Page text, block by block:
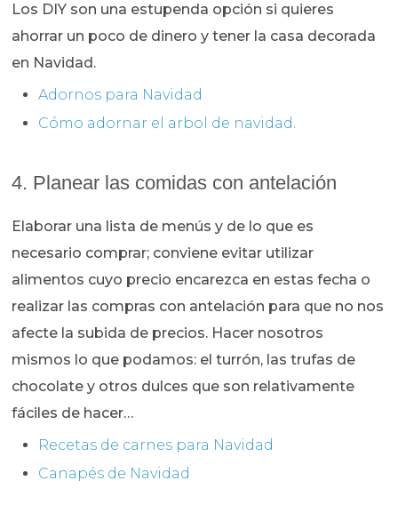
Los DIY son una estupenda opción si quieres
ahorrar un poco de dinero y tener la casa decorada
en Navidad.
Adornos para Navidad
Cómo adornar el arbol de navidad.
4. Planear las comidas con antelación
Elaborar una lista de menús y de lo que es
necesario comprar; conviene evitar utilizar
alimentos cuyo precio encarezca en estas fecha o
realizar las compras con antelación para que no nos
afecte la subida de precios. Hacer nosotros
mismos lo que podamos: el turrón, las trufas de
chocolate y otros dulces que son relativamente
fáciles de hacer…
Recetas de carnes para Navidad
Canapés de Navidad